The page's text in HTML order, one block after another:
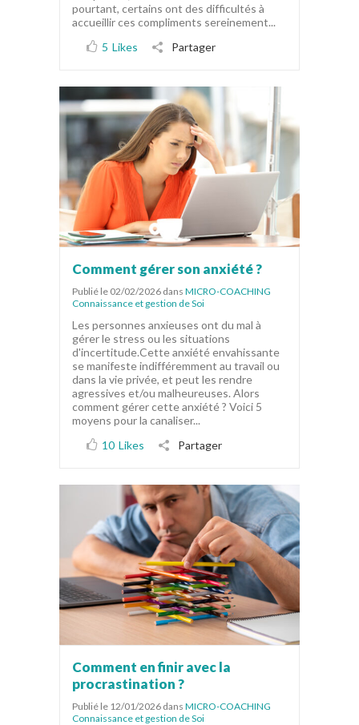
pourtant, certains ont des difficultés à
accueillir ces compliments sereinement...
5 Likes Partager
Comment gérer son anxiété ?
Publié le 02/02/2026 dans MICRO-COACHING
Connaissance et gestion de Soi
Les personnes anxieuses ont du mal à
gérer le stress ou les situations
d'incertitude.Cette anxiété envahissante
se manifeste indifféremment au travail ou
dans la vie privée, et peut les rendre
agressives et/ou malheureuses. Alors
comment gérer cette anxiété ? Voici 5
moyens pour la canaliser...
10 Likes Partager
Comment en finir avec la
procrastination ?
Publié le 12/01/2026 dans MICRO-COACHING
Connaissance et gestion de Soi